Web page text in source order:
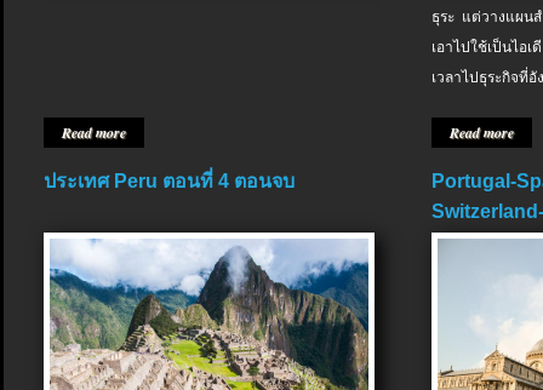
Read more
ธุระ แต่วางแผน
เอาไปใช้เป็นไอ
เวลาไปธุระกิจที่อั
Read more
ประเทศ Peru ตอนที่ 4 ตอนจบ
Portugal-